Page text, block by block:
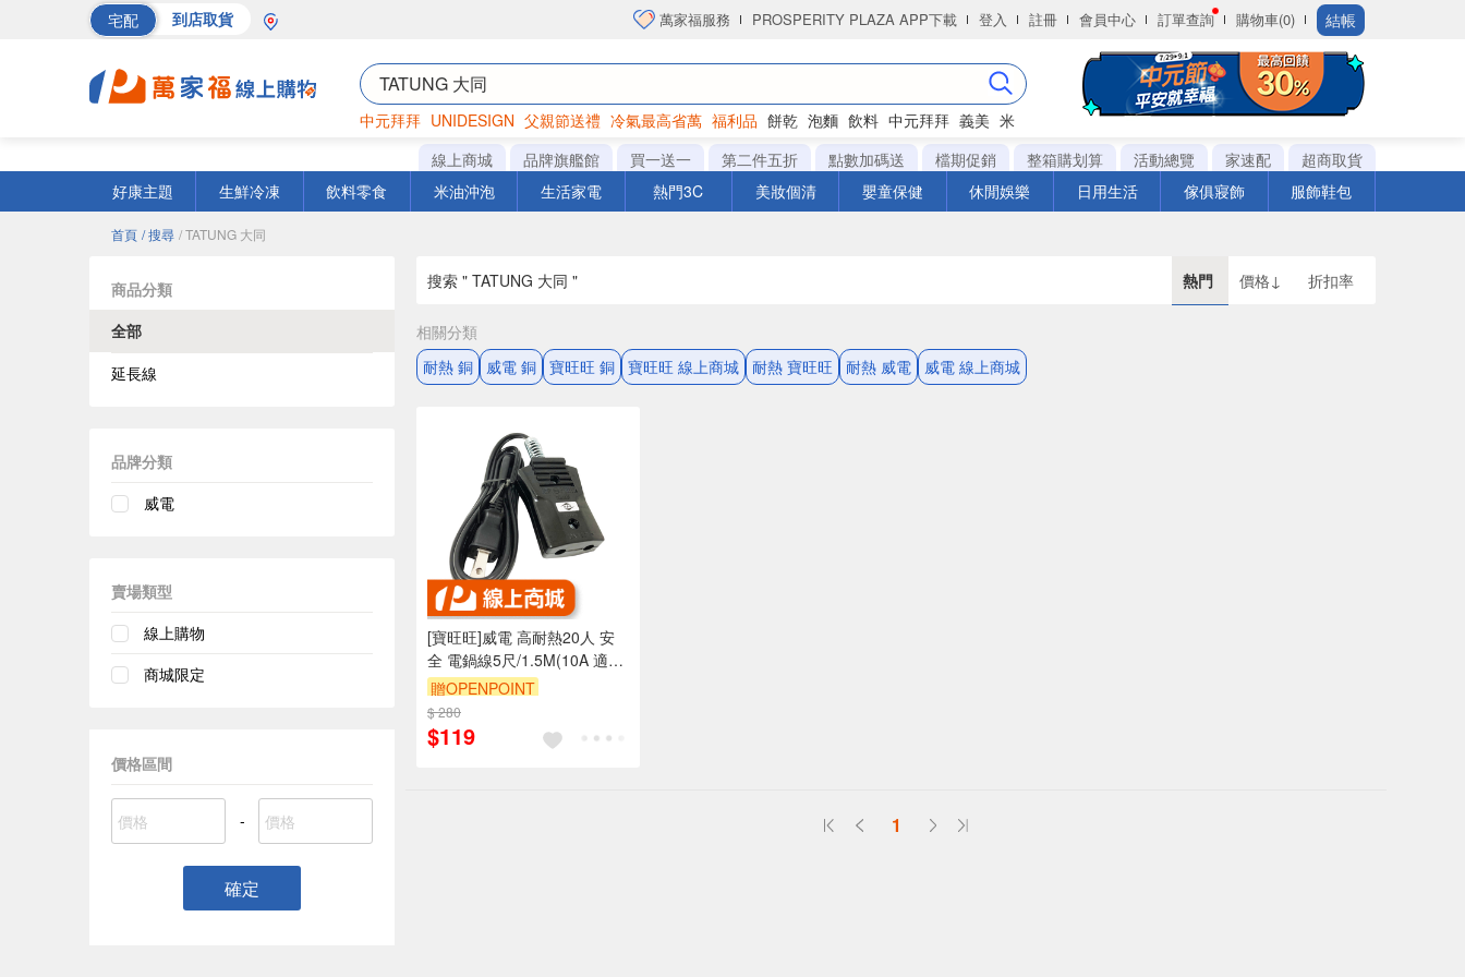
宅配 到店取貨 萬家福服務 PROSPERITY PLAZA APP下載 登入 註冊 會員中心 訂單查詢 購物車(0) 結帳
中元拜拜 UNIDESIGN 父親節送禮 冷氣最高省萬 福利品 餅乾 泡麵 飲料 中元拜拜 義美 米
巧克力 罐頭 衛生紙
線上商城 品牌旗艦館 買一送一 第二件五折 點數加碼送 檔期促銷 整箱購划算 活動總覽 家速配
超商取貨
好康主題
生鮮冷凍 飲料零食 米油沖泡 生活家電 熱門3C 美妝個清 嬰童保健 休閒娛樂 日用生活 傢俱寢飾 服飾鞋包
首頁 / 搜尋 / TATUNG 大同
商品分類
全部
延長線
品牌分類
威電
賣場類型
線上購物
商城限定
價格區間
-
確定
搜索 " TATUNG 大同 " 熱門 價格↓ 折扣率
相關分類
耐熱 銅
威電 銅 寶旺旺 銅 寶旺旺 線上商城 耐熱 寶旺旺 耐熱 威電 威電 線上商城
[寶旺旺]威電 高耐熱20人 安
全 電鍋線5尺/1.5M(10A 適用
15-20人份電鍋) CK-2002-5
贈OPENPOINT
訂單滿699享95折
$ 280
$119
1